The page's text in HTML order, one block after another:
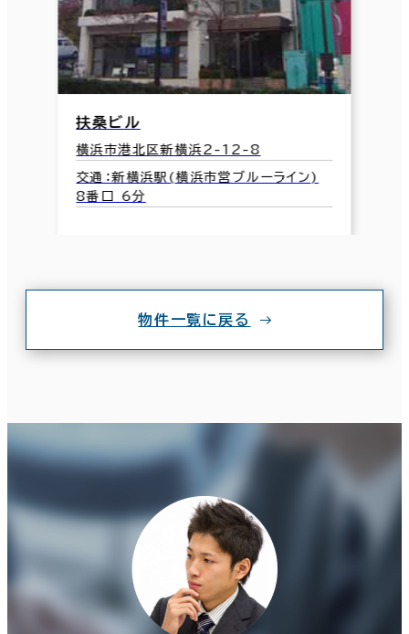
扶桑ビル
横浜市港北区新横浜2-12-8
交通：新横浜駅(横浜市営ブルーライン)
8番口 6分
物件一覧に戻る